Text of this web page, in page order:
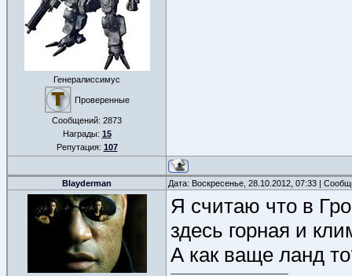
Генералиссимус
Проверенные
Сообщений: 2873
Награды: 15
Репутация: 107
Blayderman Дата: Воскресенье, 28.10.2012, 07:33 |
Я считаю что в
здесь горная и
А как ваще ланд